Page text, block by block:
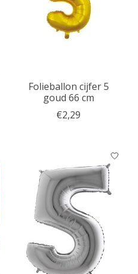
Folieballon cijfer 5
goud 66 cm
€2,29